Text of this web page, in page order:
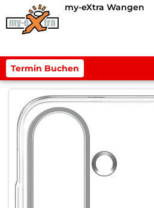
my-eXtra Wangen
Termin Buchen